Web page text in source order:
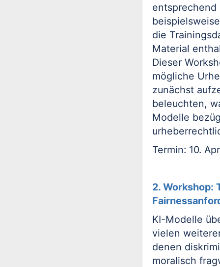
entsprechend
die
Material
Dieser
mögliche
zunächst
beleuchten,
Modelle
Termin: 10.
2. Workshop:
KI-Modelle
vielen
denen
moralisch